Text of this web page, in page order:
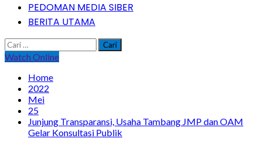
PEDOMAN MEDIA SIBER
BERITA UTAMA
Cari
untuk:
Watch Online
Home
2022
Mei
25
Junjung Transparansi, Usaha Tambang JMP dan OAM
Gelar Konsultasi Publik